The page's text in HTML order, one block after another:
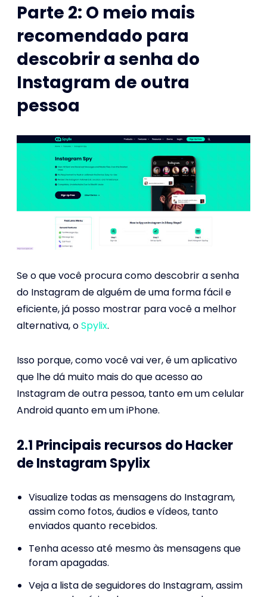
Parte 2: O meio mais
recomendado para
descobrir a senha do
Instagram de outra
pessoa
Se o que você procura como descobrir a senha
do Instagram de alguém de uma forma fácil e
eficiente, já posso mostrar para você a melhor
alternativa, oSpylix.
Isso porque, como você vai ver, é um aplicativo
que lhe dá muito mais do que acesso ao
Instagram de outra pessoa, tanto em um celular
Android quanto em um iPhone.
2.1 Principais recursos do Hacker
de Instagram Spylix
Visualize todas as mensagens do Instagram,
assim como fotos, áudios e vídeos, tanto
enviados quanto recebidos.
Tenha acesso até mesmo às mensagens que
foram apagadas.
Veja a lista de seguidores do Instagram, assim